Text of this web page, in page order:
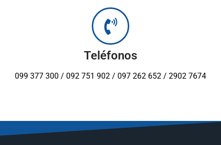
Teléfonos
099 377 300 / 092 751 902 / 097 262 652 / 2902 7674